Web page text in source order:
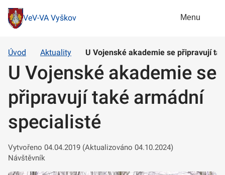
VeV-VA Vyškov Menu
Úvod Aktuality U Vojenské akademie se připravují
U Vojenské akademie se
připravují také armádní
specialisté
Vytvořeno 04.04.2019 (Aktualizováno 04.10.2024)
Návštěvník